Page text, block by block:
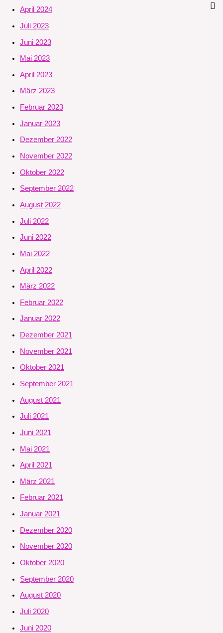
April 2024
Juli 2023
Juni 2023
Mai 2023
April 2023
März 2023
Februar 2023
Januar 2023
Dezember 2022
November 2022
Oktober 2022
September 2022
August 2022
Juli 2022
Juni 2022
Mai 2022
April 2022
März 2022
Februar 2022
Januar 2022
Dezember 2021
November 2021
Oktober 2021
September 2021
August 2021
Juli 2021
Juni 2021
Mai 2021
April 2021
März 2021
Februar 2021
Januar 2021
Dezember 2020
November 2020
Oktober 2020
September 2020
August 2020
Juli 2020
Juni 2020